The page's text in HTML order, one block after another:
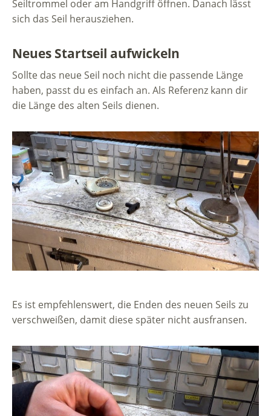
Seiltrommel oder am Handgriff öffnen. Danach lässt
sich das Seil herausziehen.
Neues Startseil aufwickeln
Sollte das neue Seil noch nicht die passende Länge
haben, passt du es einfach an. Als Referenz kann dir
die Länge des alten Seils dienen.
Es ist empfehlenswert, die Enden des neuen Seils zu
verschweißen, damit diese später nicht ausfransen.